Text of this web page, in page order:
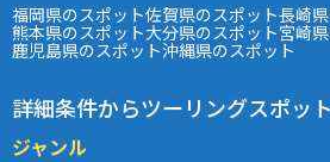
福岡県のスポット佐賀県のスポット長崎
熊本県のスポット大分県のスポット宮崎
鹿児島県のスポット沖縄県のスポット
詳細条件からツーリングスポッ
ジャンル